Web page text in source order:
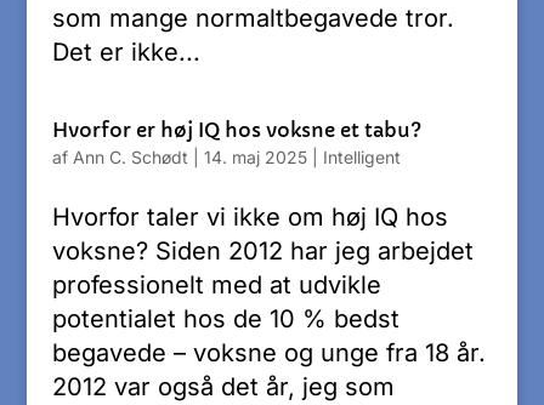
som mange normaltbegavede tror.
Det er ikke...
Hvorfor er høj IQ hos voksne et tabu?
af Ann C. Schødt 14. maj 2025| Intelligent
Hvorfor taler vi ikke om høj IQ hos
voksne? Siden 2012 har jeg arbejdet
professionelt med at udvikle
potentialet hos de 10 % bedst
begavede – voksne og unge fra 18 år.
2012 var også det år, jeg som